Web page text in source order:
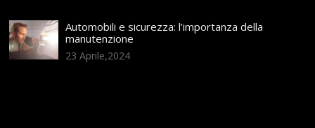
Automobili e sicurezza: l’importanza della
manutenzione
23 Aprile,2024